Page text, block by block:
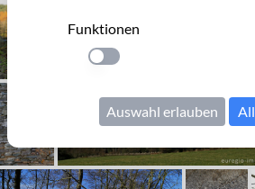
Funktionen
Einstellung anwenden
Auswahl erlauben